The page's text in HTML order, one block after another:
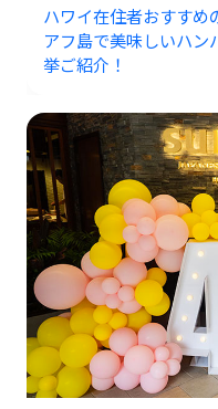
ハワイ在住者おすすめ
アフ島で美味しいハ
挙ご紹介！